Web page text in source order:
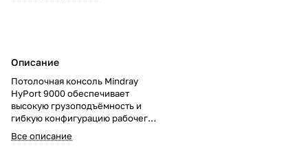
Описание
Потолочная консоль Mindray
HyPort 9000 обеспечивает
высокую грузоподъёмность и
гибкую конфигурацию рабочего
пространства в операционных и
отделениях ИТ/реанимации.
Все описание